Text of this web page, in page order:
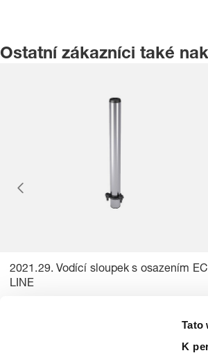
Tato
K
Ostatní zákazníci také
2021.29. Vodící sloupek s osazením
LINE